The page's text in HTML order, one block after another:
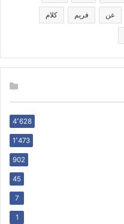
عن فريم كلام
4٬628
1٬473
902
45
7
1